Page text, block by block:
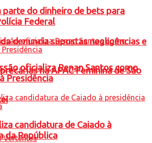
denuncia supostas negligências e
na APAC Feminina de São
Vertentes
parte do dinheiro de bets para
Federal
oficializa Renan Santos como
Presidência
candidatura de Caiado à
da República